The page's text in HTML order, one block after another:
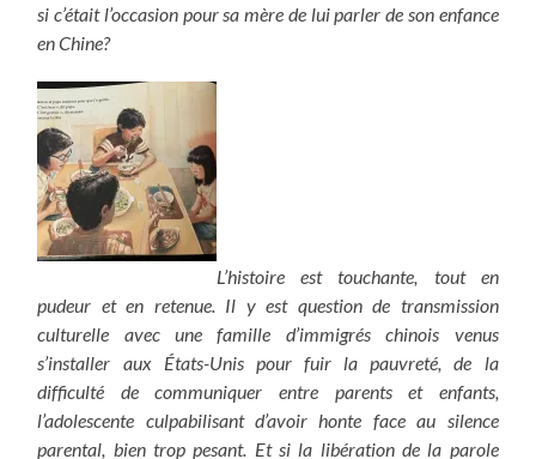
si c’était l’occasion pour sa mère de lui parler de son enfance
en Chine?
L’histoire est touchante, tout en
pudeur et en retenue. Il y est question de transmission
culturelle avec une famille d’immigrés chinois venus
s’installer aux États-Unis pour fuir la pauvreté, de la
difficulté de communiquer entre parents et enfants,
l’adolescente culpabilisant d’avoir honte face au silence
parental, bien trop pesant. Et si la libération de la parole